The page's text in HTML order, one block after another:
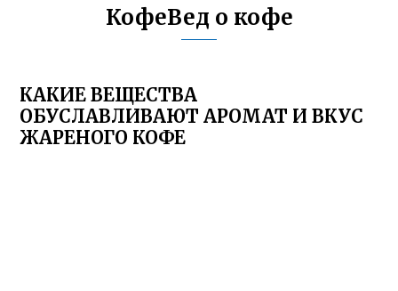
КофеВед о кофе
КАКИЕ ВЕЩЕСТВА
ОБУСЛАВЛИВАЮТ АРОМАТ И ВКУС
ЖАРЕНОГО КОФЕ